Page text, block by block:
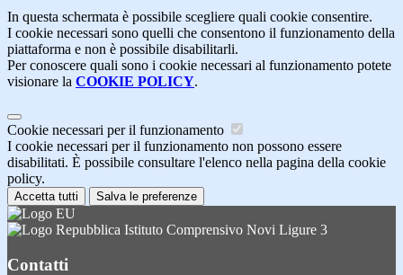
In questa schermata è possibile scegliere quali cookie consentire.
I cookie necessari sono quelli che consentono il funzionamento della
piattaforma e non è possibile disabilitarli.
Per conoscere quali sono i cookie necessari al funzionamento potete
visionare la COOKIE POLICY.
Cookie necessari per il funzionamento
I cookie necessari per il funzionamento non possono essere
disabilitati. È possibile consultare l'elenco nella pagina della cookie
policy.
Accetta tutti Salva le preferenze
Istituto Comprensivo Novi Ligure 3
Contatti